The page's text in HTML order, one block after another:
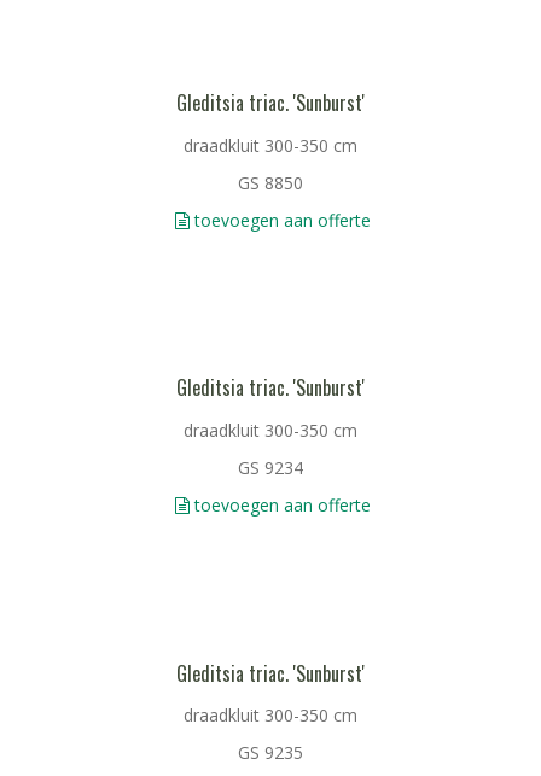
Gleditsia triac. 'Sunburst'
draadkluit 300-350 cm
GS 8850
toevoegen aan offerte
Gleditsia triac. 'Sunburst'
draadkluit 300-350 cm
GS 9234
toevoegen aan offerte
Gleditsia triac. 'Sunburst'
draadkluit 300-350 cm
GS 9235